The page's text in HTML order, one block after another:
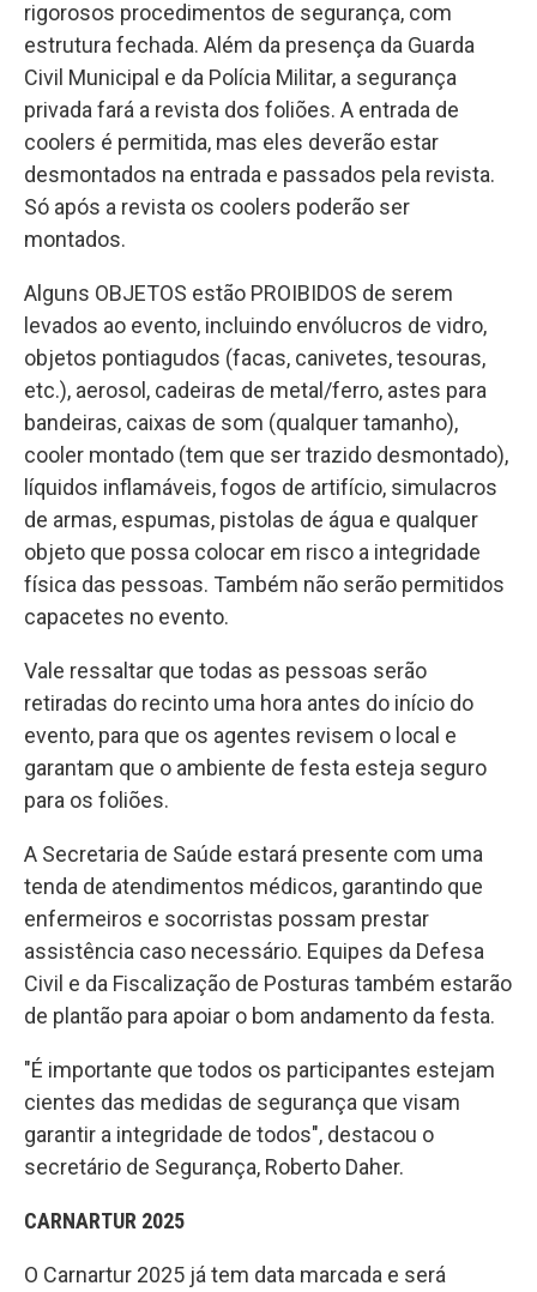
rigorosos procedimentos de segurança, com
estrutura fechada. Além da presença da Guarda
Civil Municipal e da Polícia Militar, a segurança
privada fará a revista dos foliões. A entrada de
coolers é permitida, mas eles deverão estar
desmontados na entrada e passados pela revista.
Só após a revista os coolers poderão ser
montados.
Alguns OBJETOS estão PROIBIDOS de serem
levados ao evento, incluindo envólucros de vidro,
objetos pontiagudos (facas, canivetes, tesouras,
etc.), aerosol, cadeiras de metal/ferro, astes para
bandeiras, caixas de som (qualquer tamanho),
cooler montado (tem que ser trazido desmontado),
líquidos inflamáveis, fogos de artifício, simulacros
de armas, espumas, pistolas de água e qualquer
objeto que possa colocar em risco a integridade
física das pessoas. Também não serão permitidos
capacetes no evento.
Vale ressaltar que todas as pessoas serão
retiradas do recinto uma hora antes do início do
evento, para que os agentes revisem o local e
garantam que o ambiente de festa esteja seguro
para os foliões.
A Secretaria de Saúde estará presente com uma
tenda de atendimentos médicos, garantindo que
enfermeiros e socorristas possam prestar
assistência caso necessário. Equipes da Defesa
Civil e da Fiscalização de Posturas também estarão
de plantão para apoiar o bom andamento da festa.
"É importante que todos os participantes estejam
cientes das medidas de segurança que visam
garantir a integridade de todos", destacou o
secretário de Segurança, Roberto Daher.
CARNARTUR 2025
O Carnartur 2025 já tem data marcada e será